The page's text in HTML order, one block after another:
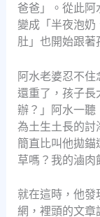
爸爸」。從此阿
變成「半夜泡
肚」也開始跟著
阿水老婆忍不
還重了，孩子長
辦？」阿水一聽
為土生土長的討
簡直比叫他拋
草嗎？我的滷肉
就在這時，他發
網，裡頭的文章